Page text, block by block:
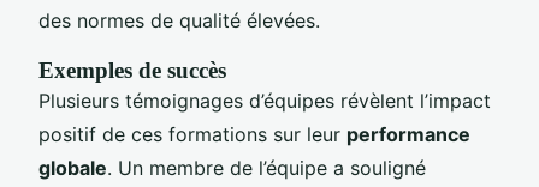
des normes de qualité élevées.
Exemples de succès
Plusieurs témoignages d’équipes révèlent l’impact
positif de ces formations sur leur performance
globale. Un membre de l’équipe a souligné